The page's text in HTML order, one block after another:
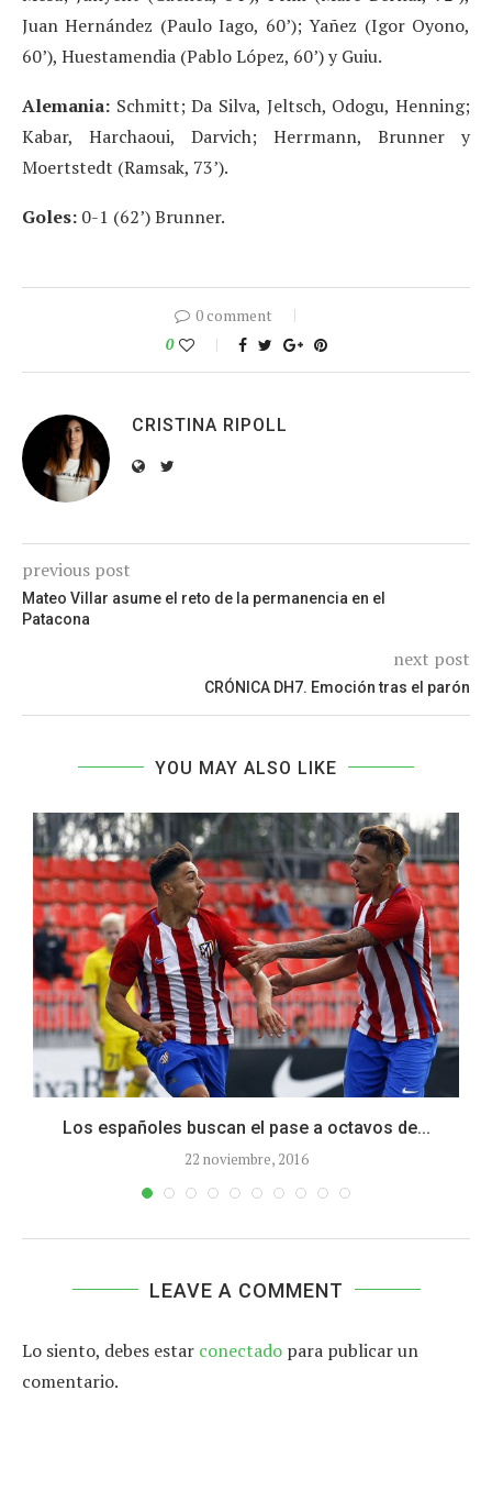
Juan Hernández (Paulo Iago, 60’); Yañez (Igor Oyono,
60’), Huestamendia (Pablo López, 60’) y Guiu.
Alemania: Schmitt; Da Silva, Jeltsch, Odogu, Henning;
Kabar, Harchaoui, Darvich; Herrmann, Brunner y
Moertstedt (Ramsak, 73’).
Goles: 0-1 (62’) Brunner.
0 comment
0
CRISTINA RIPOLL
previous post
Mateo Villar asume el reto de la permanencia en el
Patacona
next post
CRÓNICA DH7. Emoción tras el parón
YOU MAY ALSO LIKE
Los españoles buscan el pase a octavos de...
22 noviembre, 2016
LEAVE A COMMENT
Lo siento, debes estar conectado para publicar un
comentario.